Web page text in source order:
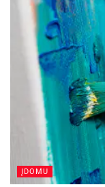
ĮDOMU